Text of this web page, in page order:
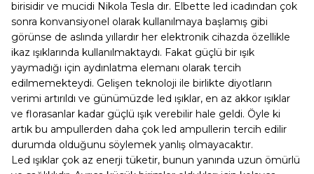
birisidir ve mucidi Nikola Tesla dır. Elbette led icadından çok
sonra konvansiyonel olarak kullanılmaya başlamış gibi
görünse de aslında yıllardır her elektronik cihazda özellikle
ikaz ışıklarında kullanılmaktaydı. Fakat güçlü bir ışık
yaymadığı için aydınlatma elemanı olarak tercih
edilmemekteydi. Gelişen teknoloji ile birlikte diyotların
verimi artırıldı ve günümüzde led ışıklar, en az akkor ışıklar
ve florasanlar kadar güçlü ışık verebilir hale geldi. Öyle ki
artık bu ampullerden daha çok led ampullerin tercih edilir
durumda olduğunu söylemek yanlış olmayacaktır.
Led ışıklar çok az enerji tüketir, bunun yanında uzun ömürlü